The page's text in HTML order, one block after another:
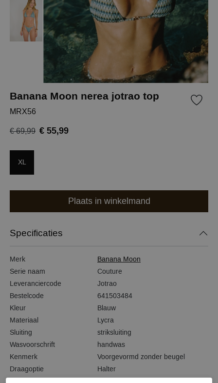
Banana Moon nerea jotrao top
MRX56
€ 69,99 € 55,99
XL
Plaats in winkelmand
Specificaties
Merk
Banana Moon
Serie naam
Couture
Leveranciercode
Jotrao
Bestelcode
641503484
Kleur
Blauw
Materiaal
Lycra
Sluiting
striksluiting
Wasvoorschrift
handwas
Kenmerk
Voorgevormd zonder beugel
Draagoptie
Halter